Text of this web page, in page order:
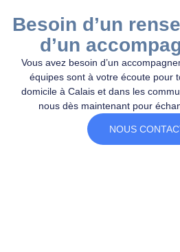
Besoin d’un
d’un
Vous avez besoin d’un
équipes sont à votre écoute pour
domicile à Calais et dans les
nous dès maintenant pour
NOUS